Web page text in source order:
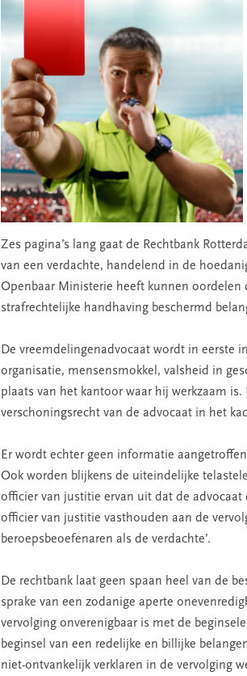
Zes pagina’s lang gaat de Rechtbank
van een verdachte, handelend in de
Openbaar Ministerie heeft kunnen
strafrechtelijke handhaving beschermd
De vreemdelingenadvocaat wordt in eerste
organisatie, mensensmokkel, valsheid in
plaats van het kantoor waar hij werkzaam
verschoningsrecht van de advocaat in het
Er wordt echter geen informatie
Ook worden blijkens de uiteindelijke
officier van justitie ervan uit dat de
officier van justitie vasthouden aan de
beroepsbeoefenaren als de verdachte’.
De rechtbank laat geen spaan heel van de
sprake van een zodanige aperte
vervolging onverenigbaar is met de
beginsel van een redelijke en billijke
niet-ontvankelijk verklaren in de vervolging